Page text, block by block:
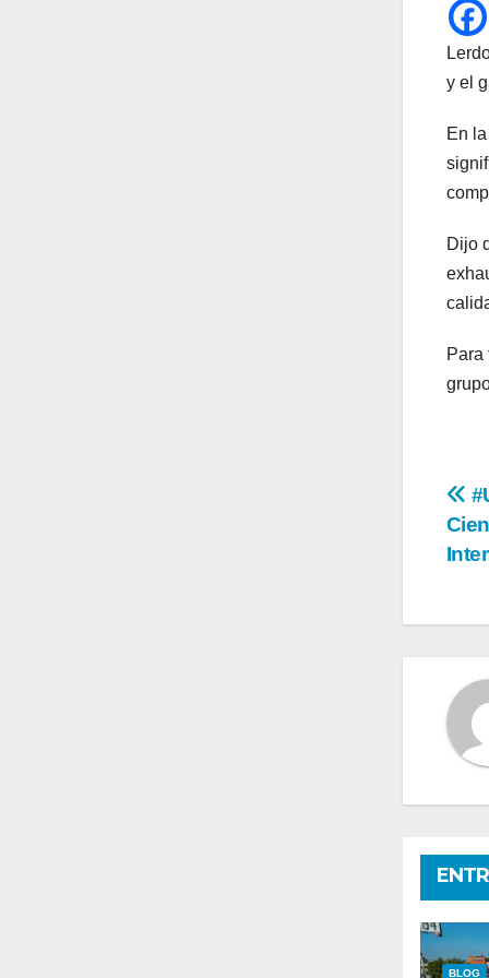
y el
En
Dijo
Para
de
BLOG